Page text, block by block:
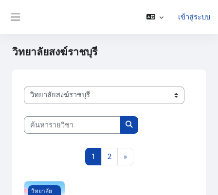
เข้าสู่ระบบ
วิทยาลัยสงฆ์ราชบุรี
ประเภทของรายวิชา
ค้นหารายวิชา
ค้นหารายวิชา
1 หน้า 1
2หน้า 2
»Next page
ภาวะผู้นําและการนิเทศการศึกษา (Educational Leadership
วิทยาลัย